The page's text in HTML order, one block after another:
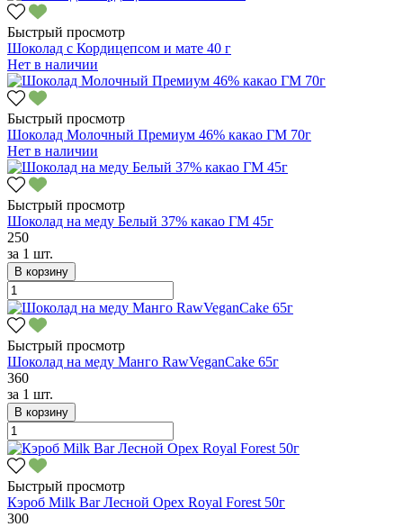
Быстрый просмотр
Шоколад с Кордицепсом и мате 40 г
Нет в наличии
Быстрый просмотр
Шоколад Молочный Премиум 46% какао ГМ 70г
Нет в наличии
Быстрый просмотр
Шоколад на меду Белый 37% какао ГМ 45г
250
за 1 шт.
В корзину
Быстрый просмотр
Шоколад на меду Манго RawVeganCake 65г
360
за 1 шт.
В корзину
Быстрый просмотр
Кэроб Milk Bar Лесной Орех Royal Forest 50г
300